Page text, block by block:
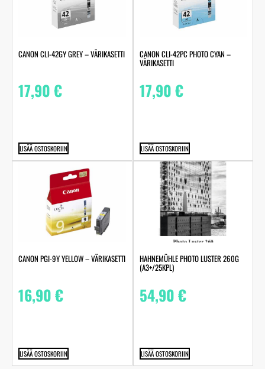
CANON CLI-42GY GREY – VÄRIKASETTI
17,90€
LISÄÄ OSTOSKORIIN
CANON CLI-42PC PHOTO CYAN –
VÄRIKASETTI
17,90€
LISÄÄ OSTOSKORIIN
CANON PGI-9Y YELLOW – VÄRIKASETTI
16,90€
LISÄÄ OSTOSKORIIN
HAHNEMÜHLE PHOTO LUSTER 260G
(A3+/25KPL)
54,90€
LISÄÄ OSTOSKORIIN